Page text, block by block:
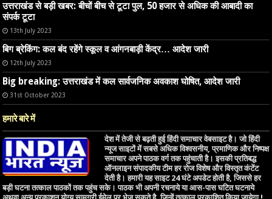
उत्तराखंड से बड़ी खबर: बीचों बीच से टूटा पुल, 50 हजार से अधिक की आबादी का
संपर्क टूटा
13th July 2023
बिग ब्रेकिंग: कल बंद रहेंगे स्कूल व आंगनबाड़ी केंद्र… आदेश जारी
12th July 2023
Big breaking: उत्तराखंड में कल सार्वजनिक अवकाश घोषित, आदेश जारी
31st October 2023
हमारे बारे में
देश में तेजी से बढ़ती हुई हिंदी समाचार वेबसाइट है। जो हिंदी
न्यूज साइटों में सबसे अधिक विश्वसनीय, प्रमाणिक और निष्पक्ष
समाचार अपने पाठक वर्ग तक पहुंचाती है। इसकी प्रतिबद्ध
ऑनलाइन संपादकीय टीम हर रोज विशेष और विस्तृत कंटेंट
देती है। हमारी यह साइट 24 घंटे अपडेट होती है, जिससे हर
बड़ी घटना तत्काल पाठकों तक पहुंच सके। पाठक भी अपनी रचनाये या आस-पास घटित घटनाये